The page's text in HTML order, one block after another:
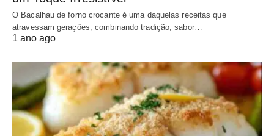
O Bacalhau de forno crocante é uma daquelas receitas que
atravessam gerações, combinando tradição, sabor…
1 ano ago